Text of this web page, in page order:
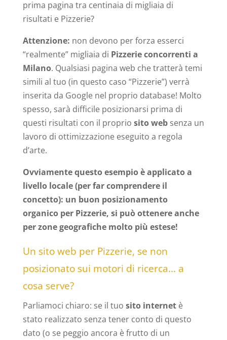
prima pagina tra centinaia di migliaia di
risultati e Pizzerie?
Attenzione: non devono per forza esserci
“realmente” migliaia di Pizzerie concorrenti a
Milano. Qualsiasi pagina web che tratterà temi
simili al tuo (in questo caso “Pizzerie”) verrà
inserita da Google nel proprio database! Molto
spesso, sarà difficile posizionarsi prima di
questi risultati con il proprio sito websenza un
lavoro di ottimizzazione eseguito a regola
d’arte.
Ovviamente questo esempio è applicato a
livello locale (per far comprendere il
concetto): un buon posizionamento
organico per Pizzerie, si può ottenere anche
per zone geografiche molto più estese!
Un sito web per Pizzerie, se non
posizionato sui motori di ricerca… a
cosa serve?
Parliamoci chiaro: se il tuo sito internetè
stato realizzato senza tener conto di questo
dato (o se peggio ancora è frutto di un